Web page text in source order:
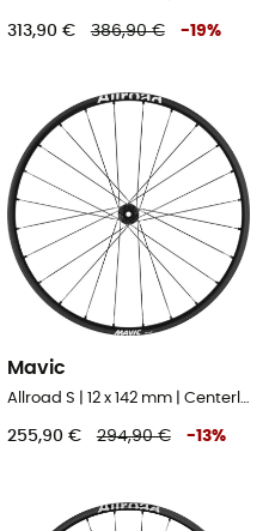
313,90 € 386,90 € -19%
Mavic
255,90 € 294,90 € -13%